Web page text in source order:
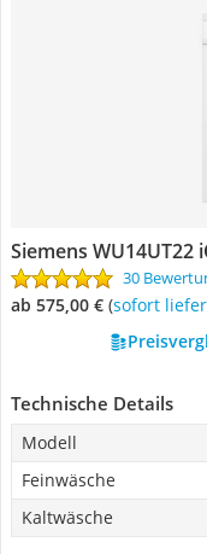
Siemens WU14UT22
30
ab 575,00 € ( Sofort
Technische Details
Modell
Feinwäsche
Kaltwäsche